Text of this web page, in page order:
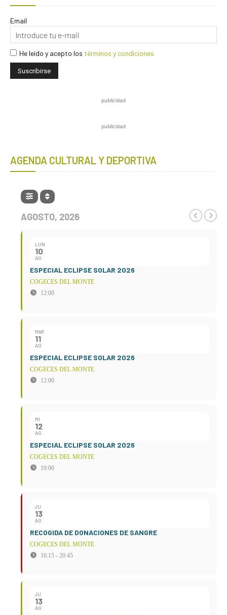
Email
He leído y acepto los términos y condiciones
publicidad
publicidad
AGENDA CULTURAL Y DEPORTIVA
AGOSTO, 2026
LUN
10
AG
ESPECIAL ECLIPSE SOLAR 2026
COGECES DEL MONTE
12:00
MAR
11
AG
ESPECIAL ECLIPSE SOLAR 2026
COGECES DEL MONTE
12:00
MI
12
AG
ESPECIAL ECLIPSE SOLAR 2026
COGECES DEL MONTE
19:00
JU
13
AG
RECOGIDA DE DONACIONES DE SANGRE
COGECES DEL MONTE
16:15 - 20:45
JU
13
AG